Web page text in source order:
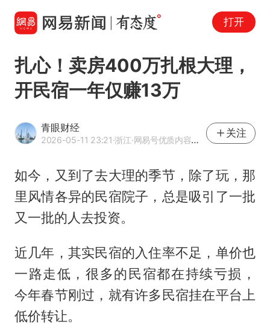
打开
扎心！卖房400万扎根大理，
开民宿一年仅赚13万
青眼财经
2026-05-11 23:21·浙江·网易号优质内容创作者
关注
如今，又到了去大理的季节，除了玩，那
里风情各异的民宿院子，总是吸引了一批
又一批的人去投资。
近几年，其实民宿的入住率不足，单价也
一路走低，很多的民宿都在持续亏损，
今年春节刚过，就有许多民宿挂在平台上
低价转让。